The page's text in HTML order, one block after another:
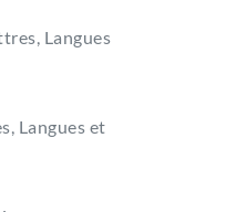
Langues
Langues et